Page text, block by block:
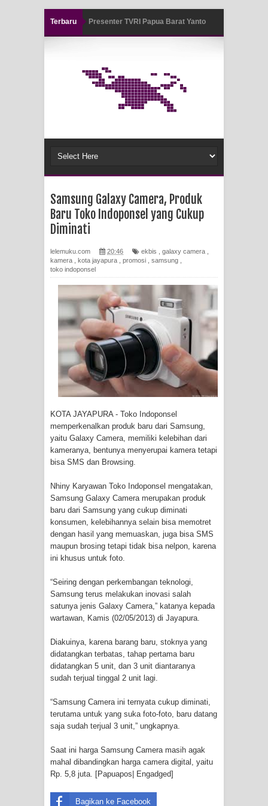
Terbaru Presenter TVRI Papua Barat Yanto
Pencarian Hari Keenam Korban
Hanyut di Air Terjun Memti Belum
Kerahkan K9
Tiga Kasus Pencurian Dan
Kota Jayapura
Jalani Sidang BP4R di Jayapura
Kapolresta Jayapura Kota
Mengapresiasi Antusiasme Warga
Saat Nonton Bareng Final Piala Dunia
Kebakaran Hanguskan Satu Rumah
di Kompleks Asrama Polisi Sorong
Profil Lengkap Papua Barat, Bumi
Cenderawasih di Ujung Barat Papua
Profil Lengkap Provinsi Papua, Bumi
Cenderawasih di Ujung Timur
Indonesia
Profil Lengkap Aceh, Provinsi
Lima Rumah Pribadi Terbakar Di
Hamadi Jayapura Selatan
Gempa M3,3 Guncang Nabire, BMKG
Mama-Mama Pasar Lama Sentani
Samsung Galaxy Camera, Produk
Baru Toko Indoponsel yang Cukup
Diminati
lelemuku.com 20:46 ekbis galaxy camera
kamera
kota jayapura promosi samsung
toko indoponsel
KOTA JAYAPURA - Toko Indoponsel
memperkenalkan produk baru dari Samsung,
yaitu Galaxy Camera, memiliki kelebihan dari
kameranya, bentunya menyerupai kamera tetapi
bisa SMS dan Browsing.
Nhiny Karyawan Toko Indoponsel mengatakan,
Samsung Galaxy Camera merupakan produk
baru dari Samsung yang cukup diminati
konsumen, kelebihannya selain bisa memotret
dengan hasil yang memuaskan, juga bisa SMS
maupun brosing tetapi tidak bisa nelpon, karena
ini khusus untuk foto.
“Seiring dengan perkembangan teknologi,
Samsung terus melakukan inovasi salah
satunya jenis Galaxy Camera,” katanya kepada
wartawan, Kamis (02/05/2013) di Jayapura.
Diakuinya, karena barang baru, stoknya yang
didatangkan terbatas, tahap pertama baru
didatangkan 5 unit, dan 3 unit diantaranya
sudah terjual tinggal 2 unit lagi.
“Samsung Camera ini ternyata cukup diminati,
terutama untuk yang suka foto-foto, baru datang
saja sudah terjual 3 unit,” ungkapnya.
Saat ini harga Samsung Camera masih agak
mahal dibandingkan harga camera digital, yaitu
Rp. 5,8 juta. [Papuapos| Engadged]
Bagikan ke Facebook